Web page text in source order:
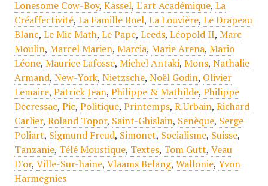
Lonesome Cow-Boy, Kassel, L'art Académique, La
Créaffectivité, La Famille Boel, La Louvière, Le Drapeau
Blanc, Le Mic Math, Le Pape, Leeds, Léopold II, Marc
Moulin, Marcel Marien, Marcia, Marie Arena, Mario
Léone, Maurice Lafosse, Michel Antaki, Mons, Nathalie
Armand, New-York, Nietzsche, Noël Godin, Olivier
Lemaire, Patrick Jean, Philippe & Mathilde, Philippe
Decressac, Pic, Politique, Printemps, R.Urbain, Richard
Carlier, Roland Topor, Saint-Ghislain, Senèque, Serge
Poliart, Sigmund Freud, Simonet, Socialisme, Suisse,
Tanzanie, Télé Moustique, Textes, Tom Gutt, Veau
D'or, Ville-Sur-haine, Vlaams Belang, Wallonie, Yvon
Harmegnies